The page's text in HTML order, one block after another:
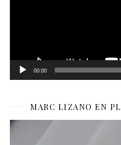
00:00
MARC LIZANO EN
Lecteur